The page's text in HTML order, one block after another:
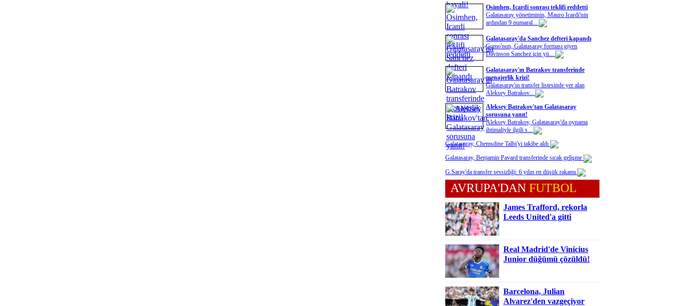
Osimhen, Icardi sonrası teklifi reddetti
Galatasaray yönetiminin, Mauro Icardi'nin
ardından 9 numaral...
Galatasaray'da Sanchez defteri kapandı
Como'nun, Galatasaray forması giyen
Davinson Sanchez için yü...
Galatasaray'ın Batrakov transferinde
menajerlik krizi!
Galatasaray'ın transfer listesinde yer alan
Aleksey Batrakov...
Aleksey Batrakov'tan Galatasaray
sorusuna yanıt!
Aleksey Batrakov, Galatasaray'da oynama
ihtimaliyle ilgili s...
Galatasaray, Chemsdine Talbi'yi takibe aldı
Galatasaray, Benjamin Pavard transferinde sıcak gelişme
G.Saray'da transfer sessizliği: 6 yılın en düşük rakamı
AVRUPA'DAN FUTBOL
James Trafford, rekorla
Leeds United'a gitti
Real Madrid'de Vinicius
Junior düğümü çözüldü!
Barcelona, Julian
Alvarez'den vazgeçiyor